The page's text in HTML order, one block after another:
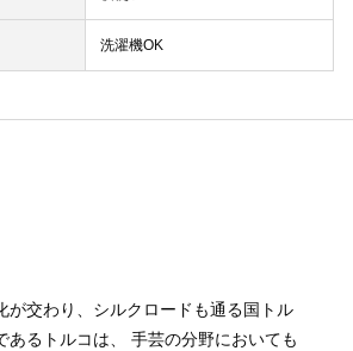
洗濯機OK
が交わり、シルクロードも通る国トル
あるトルコは、 手芸の分野においても